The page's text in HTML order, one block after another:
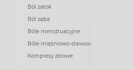
Ból zatok
Ból zęba
Bóle menstruacyjne
Bóle mięśniowo-stawowe
Kompresy żelowe